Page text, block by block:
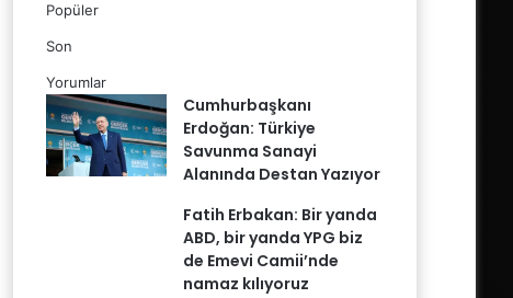
Popüler
Son
Yorumlar
Cumhurbaşkanı
Erdoğan: Türkiye
Savunma Sanayi
Alanında Destan Yazıyor
Fatih Erbakan: Bir yanda
ABD, bir yanda YPG biz
de Emevi Camii’nde
namaz kılıyoruz